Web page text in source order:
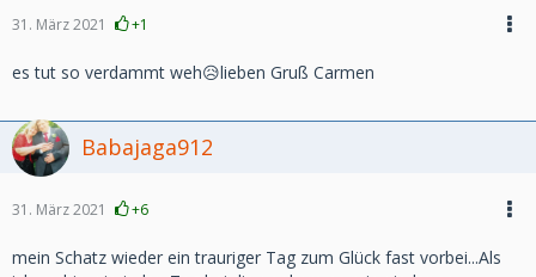
31. März 2021 +1
es tut so verdammt weh😥lieben Gruß Carmen
Babajaga912
31. März 2021 +6
mein Schatz wieder ein trauriger Tag zum Glück fast vorbei...Als